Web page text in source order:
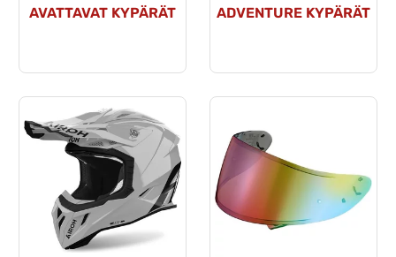
AVATTAVAT KYPÄRÄT ADVENTURE KYPÄRÄT